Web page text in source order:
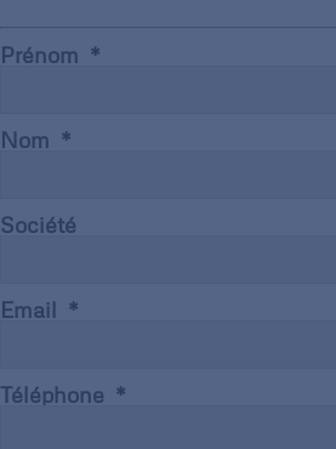
Prénom
Nom
Société
Email
Téléphone